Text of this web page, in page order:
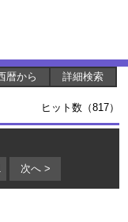
暦から 詳細検索
ヒット数（817）
次へ >